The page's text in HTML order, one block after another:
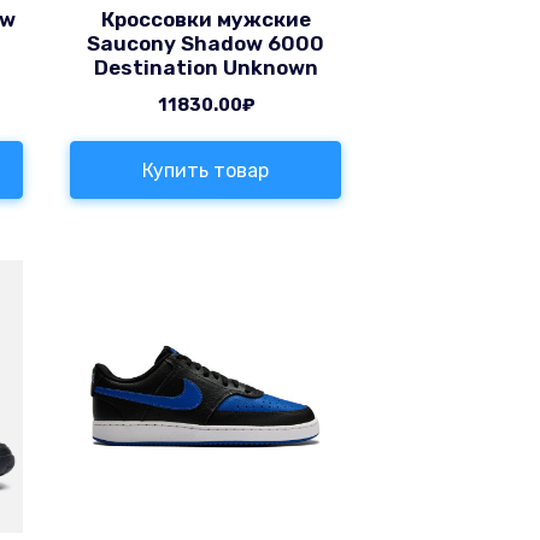
Кроссовки мужские
Saucony Shadow 6000
Destination Unknown
11830.00₽
Купить товар